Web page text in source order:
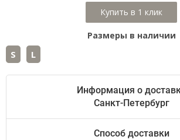
Размеры в наличии
S L
Информация о
Санкт-Петербург
Способ доставки